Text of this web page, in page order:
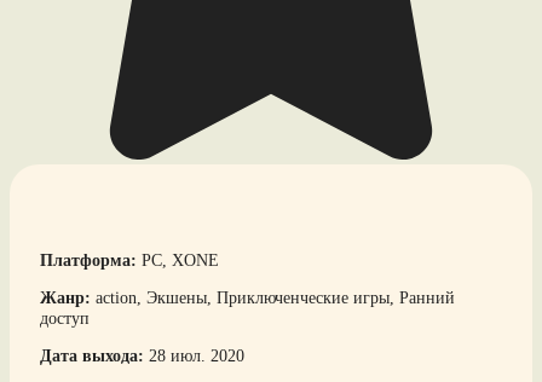
Платформа: PC, XONE
Жанр: action, Экшены, Приключенческие игры, Ранний
доступ
Дата выхода: 28 июл. 2020